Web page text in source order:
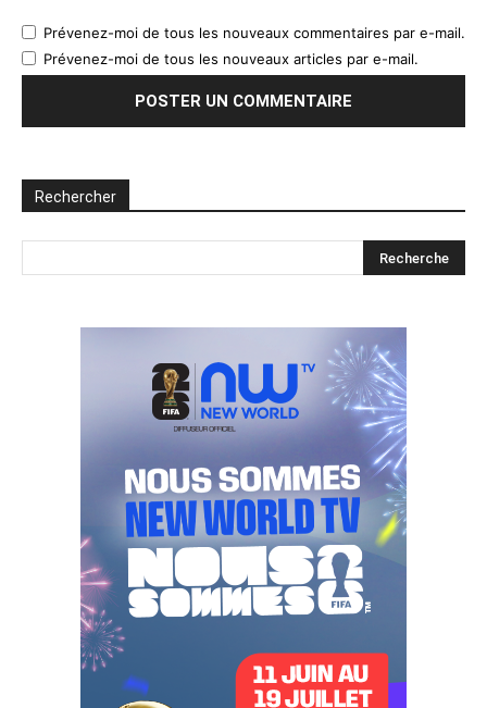
Prévenez-moi de tous les nouveaux commentaires par e-mail.
Prévenez-moi de tous les nouveaux articles par e-mail.
Rechercher